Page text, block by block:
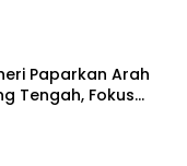
Paparkan Arah
Tengah, Fokus
dan